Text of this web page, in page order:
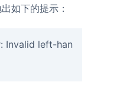
如下的提示：
Invalid left-han